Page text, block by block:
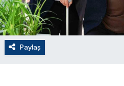
Paylaş
English News
Finans
Flaş Haber